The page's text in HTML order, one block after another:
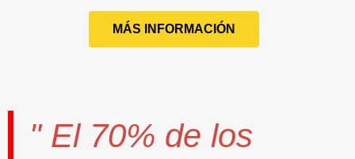
MÁS INFORMACIÓN
" El 70% de los